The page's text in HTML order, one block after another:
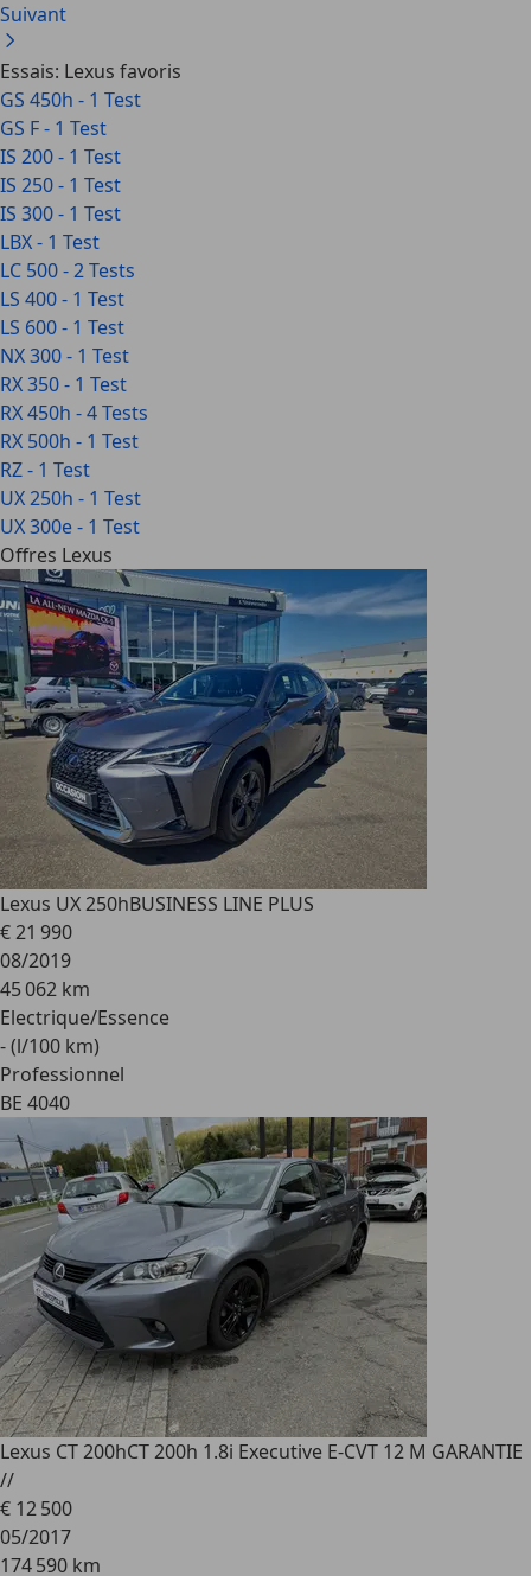
Suivant
Essais: Lexus favoris
GS 450h - 1 Test
GS F - 1 Test
IS 200 - 1 Test
IS 250 - 1 Test
IS 300 - 1 Test
LBX - 1 Test
LC 500 - 2 Tests
LS 400 - 1 Test
LS 600 - 1 Test
NX 300 - 1 Test
RX 350 - 1 Test
RX 450h - 4 Tests
RX 500h - 1 Test
RZ - 1 Test
UX 250h - 1 Test
UX 300e - 1 Test
Offres Lexus
Lexus UX 250hBUSINESS LINE PLUS
€ 21 990
08/2019
45 062 km
Electrique/Essence
- (l/100 km)
Professionnel
BE 4040
Lexus CT 200hCT 200h 1.8i Executive E-CVT 12 M GARANTIE
//
€ 12 500
05/2017
174 590 km